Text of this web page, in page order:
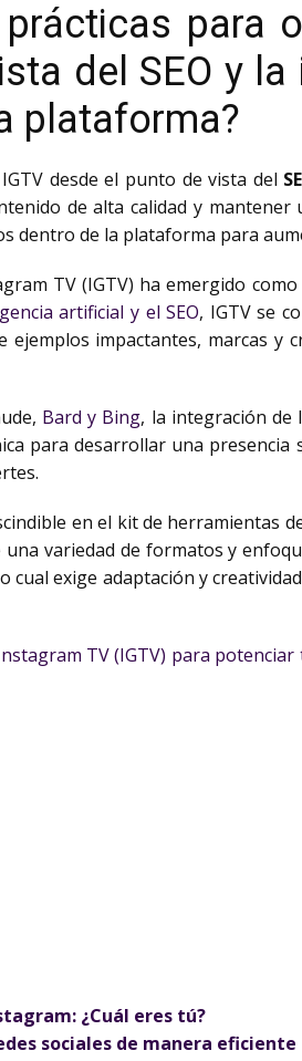
para
del SEO y
plataforma?
desde el punto de vista del
de alta calidad y
dentro de la plataforma para
TV (IGTV) ha emergido
artificial y el SEO, IGTV se
impactantes, marcas y
Bard y Bing, la integración de
para desarrollar una presencia
en el kit de herramientas
variedad de formatos y
cual exige adaptación y
TV (IGTV) para
¿Cuál eres tú?
sociales de manera eficiente